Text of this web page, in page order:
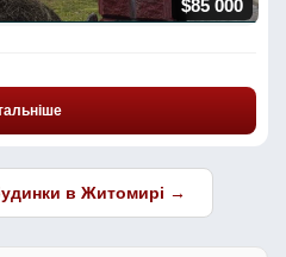
$85 000
в Житомирі →